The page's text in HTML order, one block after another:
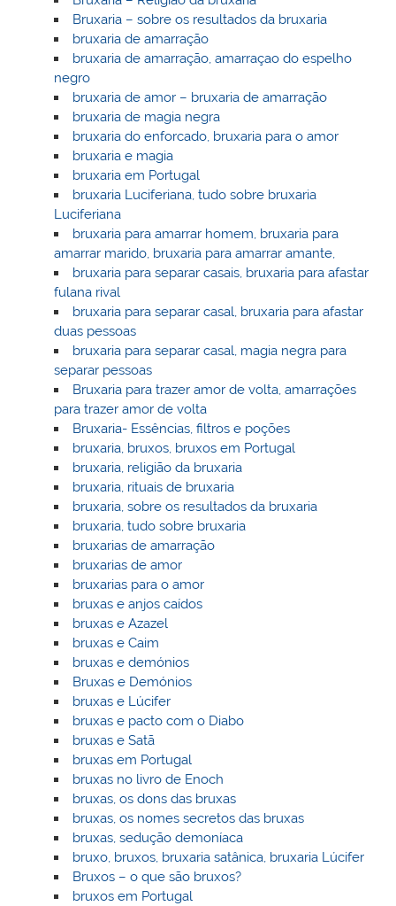
Bruxaria – sobre os resultados da bruxaria
bruxaria de amarração
bruxaria de amarração, amarraçao do espelho
negro
bruxaria de amor – bruxaria de amarração
bruxaria de magia negra
bruxaria do enforcado, bruxaria para o amor
bruxaria e magia
bruxaria em Portugal
bruxaria Luciferiana, tudo sobre bruxaria
Luciferiana
bruxaria para amarrar homem, bruxaria para
amarrar marido, bruxaria para amarrar amante,
bruxaria para separar casais, bruxaria para afastar
fulana rival
bruxaria para separar casal, bruxaria para afastar
duas pessoas
bruxaria para separar casal, magia negra para
separar pessoas
Bruxaria para trazer amor de volta, amarrações
para trazer amor de volta
Bruxaria- Essências, filtros e poções
bruxaria, bruxos, bruxos em Portugal
bruxaria, religião da bruxaria
bruxaria, rituais de bruxaria
bruxaria, sobre os resultados da bruxaria
bruxaria, tudo sobre bruxaria
bruxarias de amarração
bruxarias de amor
bruxarias para o amor
bruxas e anjos caídos
bruxas e Azazel
bruxas e Caim
bruxas e demónios
Bruxas e Demónios
bruxas e Lúcifer
bruxas e pacto com o Diabo
bruxas e Satã
bruxas em Portugal
bruxas no livro de Enoch
bruxas, os dons das bruxas
bruxas, os nomes secretos das bruxas
bruxas, sedução demoníaca
bruxo, bruxos, bruxaria satânica, bruxaria Lúcifer
Bruxos – o que são bruxos?
bruxos em Portugal